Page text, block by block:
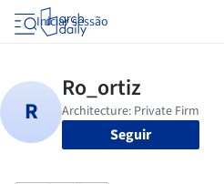
Iniciar sessão
Seguir